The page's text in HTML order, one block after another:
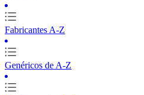
Fabricantes A-Z
Genéricos de A-Z